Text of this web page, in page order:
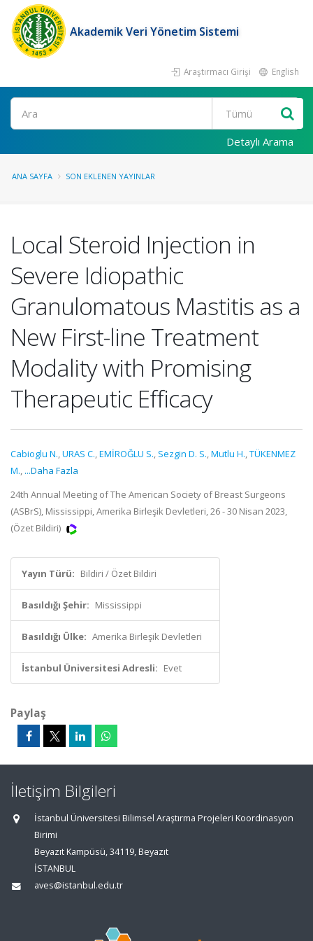
Akademik Veri Yönetim Sistemi
Araştırmacı Girişi English
Ara
Detaylı Arama
ANA SAYFA SON EKLENEN YAYINLAR
Local Steroid Injection in
Severe Idiopathic
Granulomatous Mastitis as a
New First-line Treatment
Modality with Promising
Therapeutic Efficacy
Cabioglu N.,URAS C.,EMİROĞLU S., Sezgin D. S.,Mutlu H.,TÜKENMEZ
M., ...Daha Fazla
24th Annual Meeting of The American Society of Breast Surgeons
(ASBrS), Mississippi, Amerika Birleşik Devletleri, 26 - 30 Nisan 2023,
(Özet Bildiri)
Yayın Türü: Bildiri / Özet Bildiri
Basıldığı Şehir: Mississippi
Basıldığı Ülke: Amerika Birleşik Devletleri
İstanbul Üniversitesi Adresli: Evet
Paylaş
İletişim Bilgileri
İstanbul Üniversitesi Bilimsel Araştırma Projeleri Koordinasyon
Birimi
Beyazıt Kampüsü, 34119, Beyazıt
İSTANBUL
aves@istanbul.edu.tr